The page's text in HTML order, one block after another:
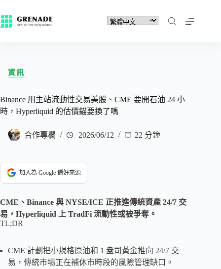
資訊
Binance 用主站流動性交易美股、CME 要開石油 24 小
時，Hyperliquid 的估價錨要換了嗎
合作專欄 2026/06/12 22 分鐘
加入為 Google 偏好來源
CME、Binance 與 NYSE/ICE 正推進傳統資產 24/7 交
易，Hyperliquid 上 TradFi 流動性或被爭奪。
TL;DR
CME 計劃把小規格原油和 1 盎司黃金推向 24/7 交
易，傳統市場正在補休市時段的風險管理缺口。